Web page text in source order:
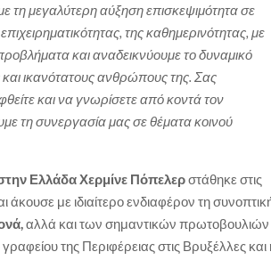
μεγαλύτερη αύξηση επισκεψιμότητα σε
της καθημερινότητας, με
και αναδεικνύουμε το δυναμικό
και ικανότατους ανθρώπους της. Σας
και να γνωρίσετε από κοντά τον
τη συνεργασία μας σε θέματα κοινού
Ελλάδα Χερμίνε Πόπελερστάθηκε στις
με ιδιαίτερο ενδιαφέρον τη
αλλά και των σημαντικών πρωτοβουλιών
της Περιφέρειας στις Βρυξέλλες και